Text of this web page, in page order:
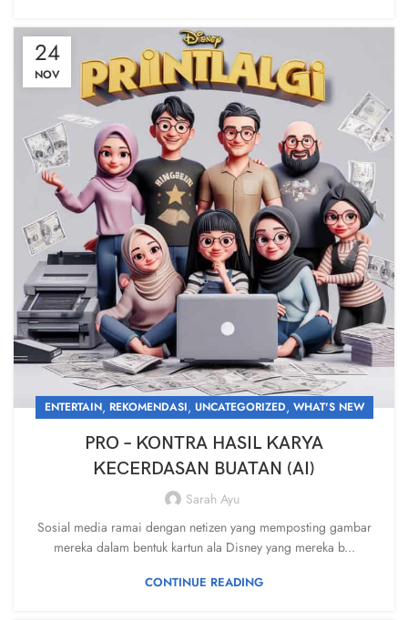
24
NOV
ENTERTAIN, REKOMENDASI, UNCATEGORIZED, WHAT'S NEW
PRO – KONTRA HASIL KARYA
KECERDASAN BUATAN (AI)
Sarah Ayu
Sosial media ramai dengan netizen yang memposting gambar
mereka dalam bentuk kartun ala Disney yang mereka b...
CONTINUE READING